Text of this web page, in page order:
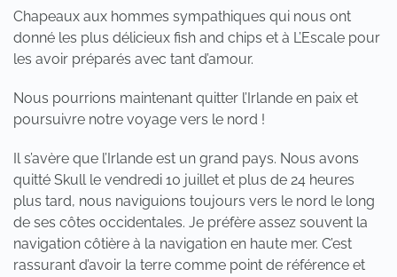
Chapeaux aux hommes sympathiques qui nous ont
donné les plus délicieux fish and chips et à L’Escale pour
les avoir préparés avec tant d’amour.
Nous pourrions maintenant quitter l’Irlande en paix et
poursuivre notre voyage vers le nord !
Il s’avère que l’Irlande est un grand pays. Nous avons
quitté Skull le vendredi 10 juillet et plus de 24 heures
plus tard, nous naviguions toujours vers le nord le long
de ses côtes occidentales. Je préfère assez souvent la
navigation côtière à la navigation en haute mer. C’est
rassurant d’avoir la terre comme point de référence et